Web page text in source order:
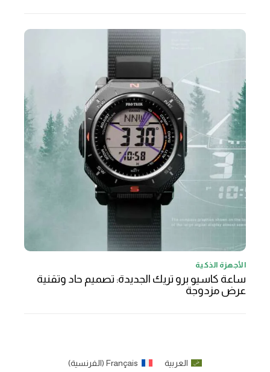
الأجهزة الذكية
ساعة كاسيو برو تريك الجديدة: تصميم حاد وتقنية
عرض مزدوجة
العربية Français
(الفرنسية)